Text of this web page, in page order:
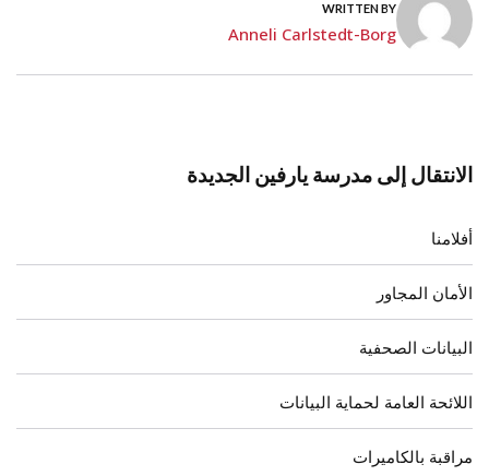
الانتقال إلى مدرسة يارفين الجديدة
أفلامنا
الأمان المجاور
البيانات الصحفية
اللائحة العامة لحماية البيانات
مراقبة بالكاميرات
WRITTEN BY
Anneli Carlstedt-Borg